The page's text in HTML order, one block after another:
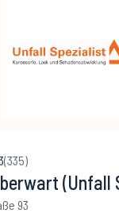
(335)
(Unfall
93